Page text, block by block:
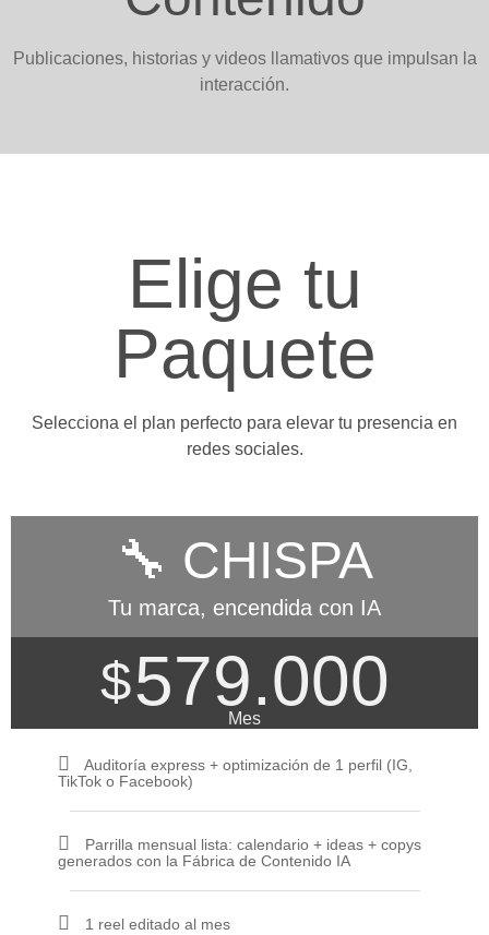
Publicaciones, historias y videos llamativos que impulsan la
interacción.
Elige tu
Paquete
Selecciona el plan perfecto para elevar tu presencia en
redes sociales.
🔧 CHISPA
Tu marca, encendida con IA
$579.000
Mes
Auditoría express + optimización de 1 perfil (IG,
TikTok o Facebook)
Parrilla mensual lista: calendario + ideas + copys
generados con la Fábrica de Contenido IA
1 reel editado al mes